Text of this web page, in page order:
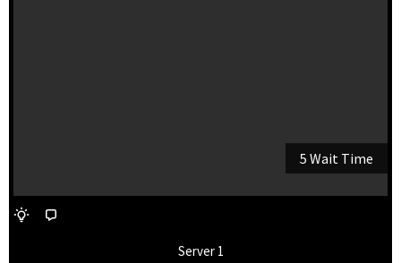
5 Wait Time
Server 1